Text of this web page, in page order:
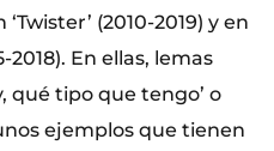
(2010-2019) y en
2018). En ellas, lemas
qué tipo que tengo’ o
ejemplos que tienen